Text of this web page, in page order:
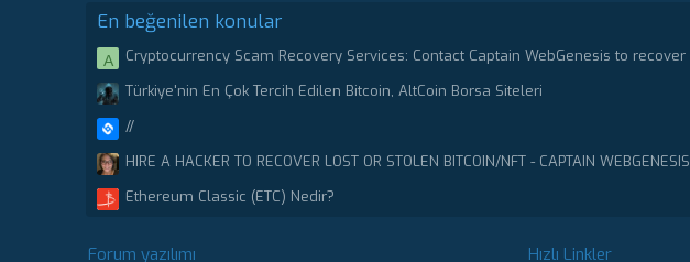
En beğenilen konular
A
Cryptocurrency Scam Recovery Services: Contact Captain WebGenesis to recover
Türkiye'nin En Çok Tercih Edilen Bitcoin, AltCoin Borsa Siteleri
//
HIRE A HACKER TO RECOVER LOST OR STOLEN BITCOIN/NFT - CAPTAIN WEBGENESIS
Ethereum Classic (ETC) Nedir?
Forum yazılımı Hızlı Linkler